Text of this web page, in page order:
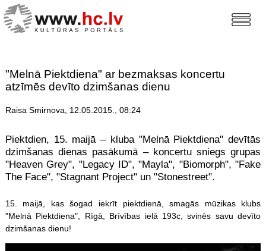
"Melnā Piektdiena" ar bezmaksas koncertu
atzīmēs devīto dzimšanas dienu
Raisa Smirnova, 12.05.2015., 08:24
Piektdien, 15. maijā – kluba "Melnā Piektdiena" devītās
dzimšanas dienas pasākumā – koncertu sniegs grupas
"Heaven Grey", "Legacy ID", "Mayla", "Biomorph", "Fake
The Face", "Stagnant Project" un "Stonestreet".
15. maijā, kas šogad iekrīt piektdienā, smagās mūzikas klubs
"Melnā Piektdiena", Rīgā, Brīvības ielā 193c, svinēs savu devīto
dzimšanas dienu!